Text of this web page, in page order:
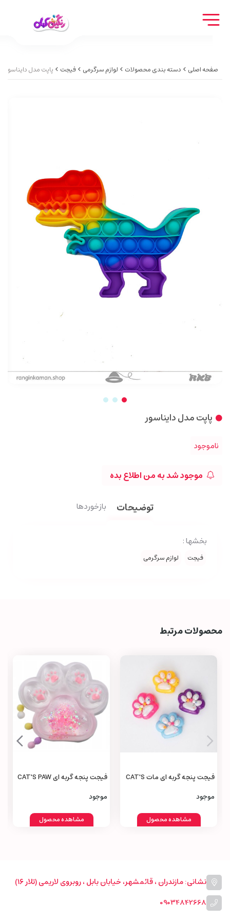
صفحه اصلی دسته بندی محصولات لوازم سرگرمی فیجت پاپت مدل دایناسور
پاپت مدل دایناسور
ناموجود
موجود شد به من اطلاع بده
توضیحات بازخوردها
بخشها :
فیجت لوازم سرگرمی
محصولات مرتبط
فیجت پنجه گربه‌ ای مات CAT'S
موجود
مشاهده محصول
فیجت پنجه گربه‌ ای CAT'S PAW
موجود
مشاهده محصول
نشانی: مازندران ، قائمشهر، خیابان بابل ، روبروی لاریمی (تلار ۱۶)
09034842668